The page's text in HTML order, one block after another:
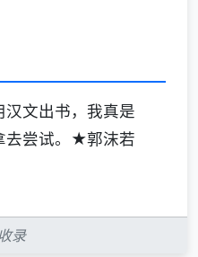
文出书，我真是
去尝试。★郭沫若
录